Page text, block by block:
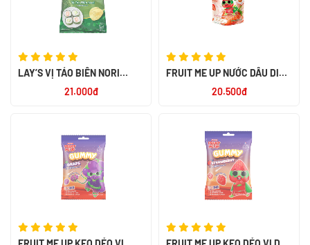
LAY’S VỊ TẢO BIỂN NORI
21.000đ
FRUIT ME UP NƯỚC DÂU DINH
20.500đ